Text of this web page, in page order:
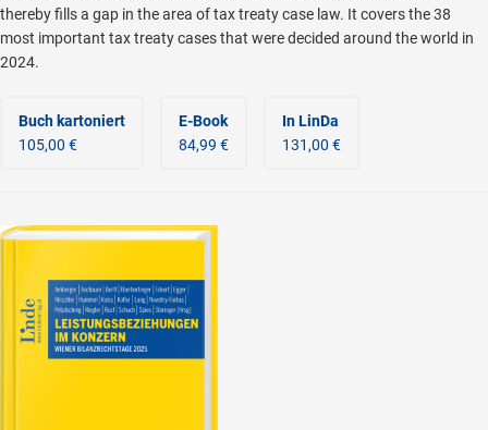
thereby fills a gap in the area of tax treaty case law. It covers the 38
most important tax treaty cases that were decided around the world in
2024.
Buch kartoniert
105,00 €
E-Book
84,99 €
In LinDa
131,00 €